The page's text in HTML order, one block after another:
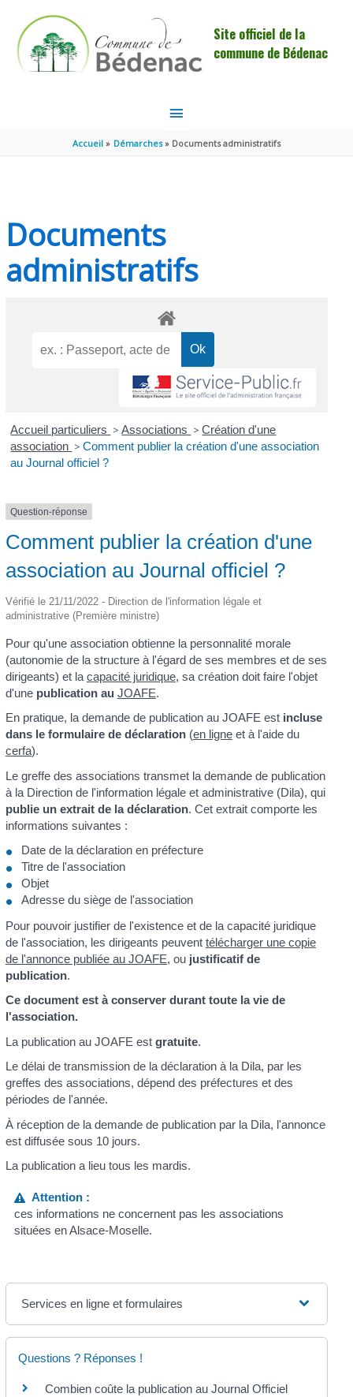
Site officiel de la
commune de Bédenac
MENU
PRINCIPAL
Accueil Démarches Documents administratifs
Documents
administratifs
Accueil particuliers > Associations > Création d'une
association > Comment publier la création d'une association
au Journal officiel ?
Question-réponse
Comment publier la création d'une
association au Journal officiel ?
Vérifié le 21/11/2022 - Direction de l'information légale et
administrative (Première ministre)
Pour qu'une association obtienne la personnalité morale
(autonomie de la structure à l'égard de ses membres et de ses
dirigeants) et la capacité juridique, sa création doit faire l'objet
d'une publication au JOAFE.
En pratique, la demande de publication au JOAFE est incluse
dans le formulaire de déclaration(en ligneet à l'aide du
cerfa).
Le greffe des associations transmet la demande de publication
à la Direction de l'information légale et administrative (Dila), qui
publie un extrait de la déclaration. Cet extrait comporte les
informations suivantes :
Date de la déclaration en préfecture
Titre de l'association
Objet
Adresse du siège de l'association
Pour pouvoir justifier de l'existence et de la capacité juridique
de l'association, les dirigeants peuvent télécharger une copie
de l'annonce publiée au JOAFE, ou justificatif de
publication.
Ce document est à conserver durant toute la vie de
l'association.
La publication au JOAFE estgratuite.
Le délai de transmission de la déclaration à la Dila, par les
greffes des associations, dépend des préfectures et des
périodes de l'année.
À réception de la demande de publication par la Dila, l'annonce
est diffusée sous 10 jours.
La publication a lieu tous les mardis.
Attention :
ces informations ne concernent pas les associations
situées en Alsace-Moselle.
Services en ligne et formulaires
Questions ? Réponses !
Combien coûte la publication au Journal Officiel